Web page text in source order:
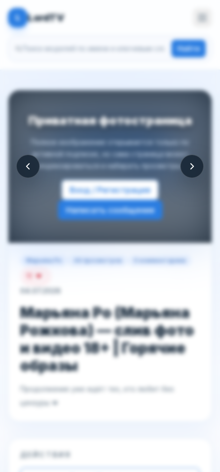
L LordTV
Найти
Приватная фотостраница
Полное изображение открывается только по
активной подписке, но сама страница может
индексироваться и набирать просмотры.
Вход / Регистрация
Написать сообщение
Марьяна Ро 44 просмотров 0 комментариев
04.07.2026
Марьяна Ро (Марьяна
Рожкова) — слив фото
и видео 18+ | Горячие
образы
Продолжение уже ждёт тех, кто любит без
цензуры 💋
ДЕЙСТВИЯ